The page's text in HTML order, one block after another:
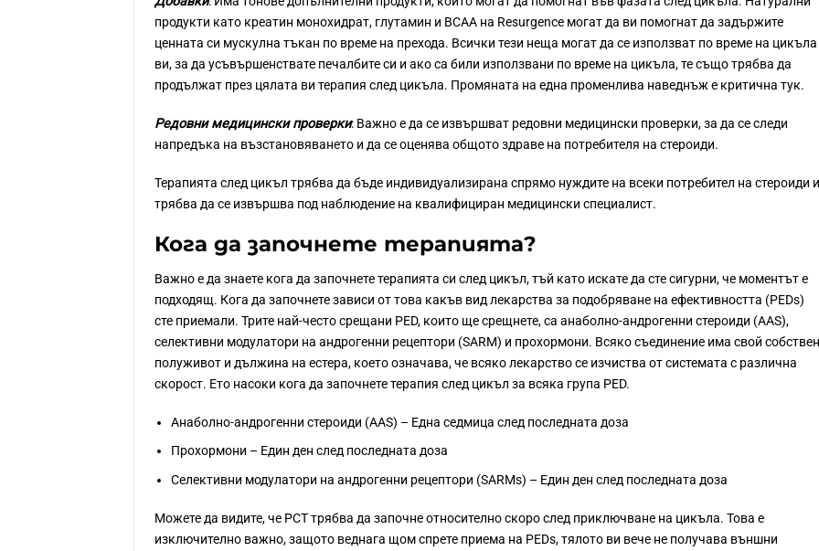
продукти като креатин монохидрат, глутамин и BCAA на Resurgence могат да ви помогнат да задържите
ценната си мускулна тъкан по време на прехода. Всички тези неща могат да се използват по време на цикъла
ви, за да усъвършенствате печалбите си и ако са били използвани по време на цикъла, те също трябва да
продължат през цялата ви терапия след цикъла. Промяната на една променлива наведнъж е критична тук.
Редовни медицински проверки: Важно е да се извършват редовни медицински проверки, за да се следи
напредъка на възстановяването и да се оценява общото здраве на потребителя на стероиди.
Терапията след цикъл трябва да бъде индивидуализирана спрямо нуждите на всеки потребител на стероиди и
трябва да се извършва под наблюдение на квалифициран медицински специалист.
Кога да започнете терапията?
Важно е да знаете кога да започнете терапията си след цикъл, тъй като искате да сте сигурни, че моментът е
подходящ. Кога да започнете зависи от това какъв вид лекарства за подобряване на ефективността (PEDs)
сте приемали. Трите най-често срещани PED, които ще срещнете, са анаболно-андрогенни стероиди (AAS),
селективни модулатори на андрогенни рецептори (SARM) и прохормони. Всяко съединение има свой собствен
полуживот и дължина на естера, което означава, че всяко лекарство се изчиства от системата с различна
скорост. Ето насоки кога да започнете терапия след цикъл за всяка група PED.
Анаболно-андрогенни стероиди (AAS) – Една седмица след последната доза
Прохормони – Един ден след последната доза
Селективни модулатори на андрогенни рецептори (SARMs) – Един ден след последната доза
Можете да видите, че PCT трябва да започне относително скоро след приключване на цикъла. Това е
изключително важно, защото веднага щом спрете приема на PEDs, тялото ви вече не получава външни